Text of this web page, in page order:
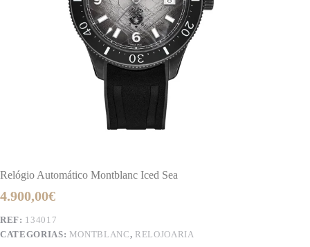
Relógio Automático Montblanc Iced Sea
4.900,00€
REF: 134017
CATEGORIAS: MONTBLANC, RELOJOARIA